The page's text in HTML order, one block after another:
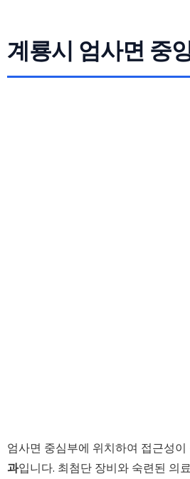
계룡시 엄사면 중
엄사면 중심부에 위치하여 접근성이
과입니다. 최첨단 장비와 숙련된 의